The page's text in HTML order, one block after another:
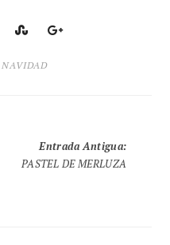
NAVIDAD
Entrada Antigua:
PASTEL DE MERLUZA